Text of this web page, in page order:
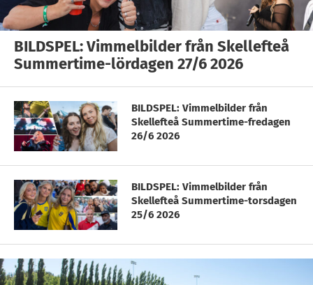
BILDSPEL: Vimmelbilder från Skellefteå
Summertime-lördagen 27/6 2026
BILDSPEL: Vimmelbilder från
Skellefteå Summertime-fredagen
26/6 2026
BILDSPEL: Vimmelbilder från
Skellefteå Summertime-torsdagen
25/6 2026